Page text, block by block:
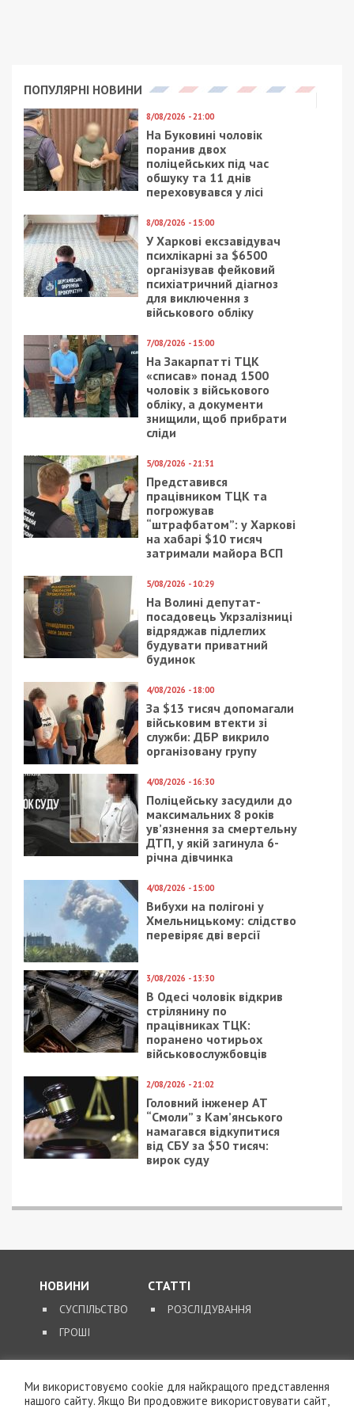
Фото: Facebook Михаила Тонконогого
Facebook
Telegram
Twitter
WhatsApp
ViberEmail
Категории:Суспільство| Метки:
маршрутки,ремонт,транспорт
Рекламні блоки дають нам змогу
залишатися незалежними ЗМІ, а вам -
отримувати найсвіжіші новини під ними.
Приєднуйтесь також до 49000 в Google News. Слідкуйте
за останніми новинами!
Приєднатися
Читайте також
Предыдущая статья:
Коронавирус: Супрун обвинила ученых,
политиков и журналистов во лжи
Следующая статья:
Как работают кинотеатры в Днепре в
период карантина
СУСПІЛЬСТВО
5/06/2018 - 11:49
Советник мэра Днепра
переведет украинцев
через шотландские
26/03/2022 - 15:38
Сегодня ночью
Украина перейдет на
летнее время
Днепровский активист
Коронавирус в
Ми використовуємо cookie для найкращого представлення
нашого сайту. Якщо Ви продовжите використовувати сайт,